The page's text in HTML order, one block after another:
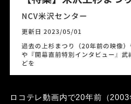
ロコテレ動画内で20年前（